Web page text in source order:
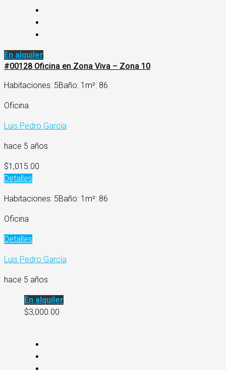
En alquiler
#00128 Oficina en Zona Viva – Zona 10
Habitaciones: 5Baño: 1 m²: 86
Oficina
Luis Pedro García
hace 5 años
$1,015.00
Detalles
Habitaciones: 5Baño: 1 m²: 86
Oficina
Detalles
Luis Pedro García
hace 5 años
En alquiler
$3,000.00